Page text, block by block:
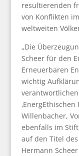
resultierenden
von Konflikten
weltweiten
„Die
Scheer für den
Erneuerbaren
wichtig
Willenbacher,
ebenfalls im
auf den Titel
Hermann